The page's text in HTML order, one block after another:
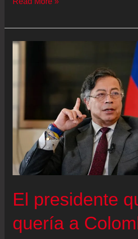
a
las
2026,
vivo
El presidente
quería a